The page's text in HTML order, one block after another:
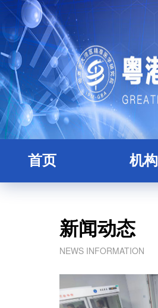
首页 机
学术
领
研
新闻动态
NEWS INFORMATION